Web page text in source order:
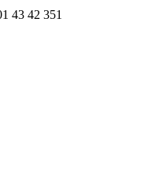
43 42 351